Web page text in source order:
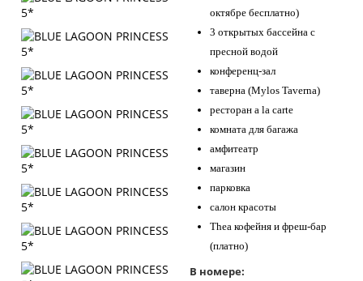
октябре бесплатно)
3 открытых бассейна с
пресной водой
конференц-зал
таверна (Mylos Taverna)
ресторан a la carte
комната для багажа
амфитеатр
магазин
парковка
салон красоты
Thea кофейня и фреш-бар
(платно)
В номере: